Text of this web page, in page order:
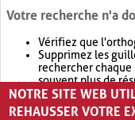
Votre recherche n'a
Vérifiez que
Supprimez les
rechercher
souvent plus de
Envisagez
retournera
NOTRE SITE WEB
REHAUSSER VOTRE